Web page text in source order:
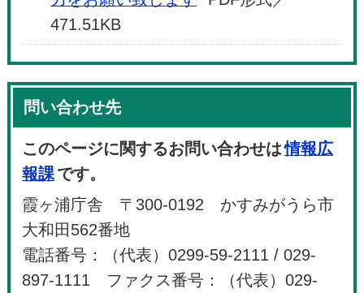
471.51KB
問い合わせ先
このページに関するお問い合わせは情報広
報課です。
霞ヶ浦庁舎 〒300-0192 かすみがうら市
大和田562番地
電話番号：（代表）0299-59-2111 / 029-
897-1111 ファクス番号：（代表）029-